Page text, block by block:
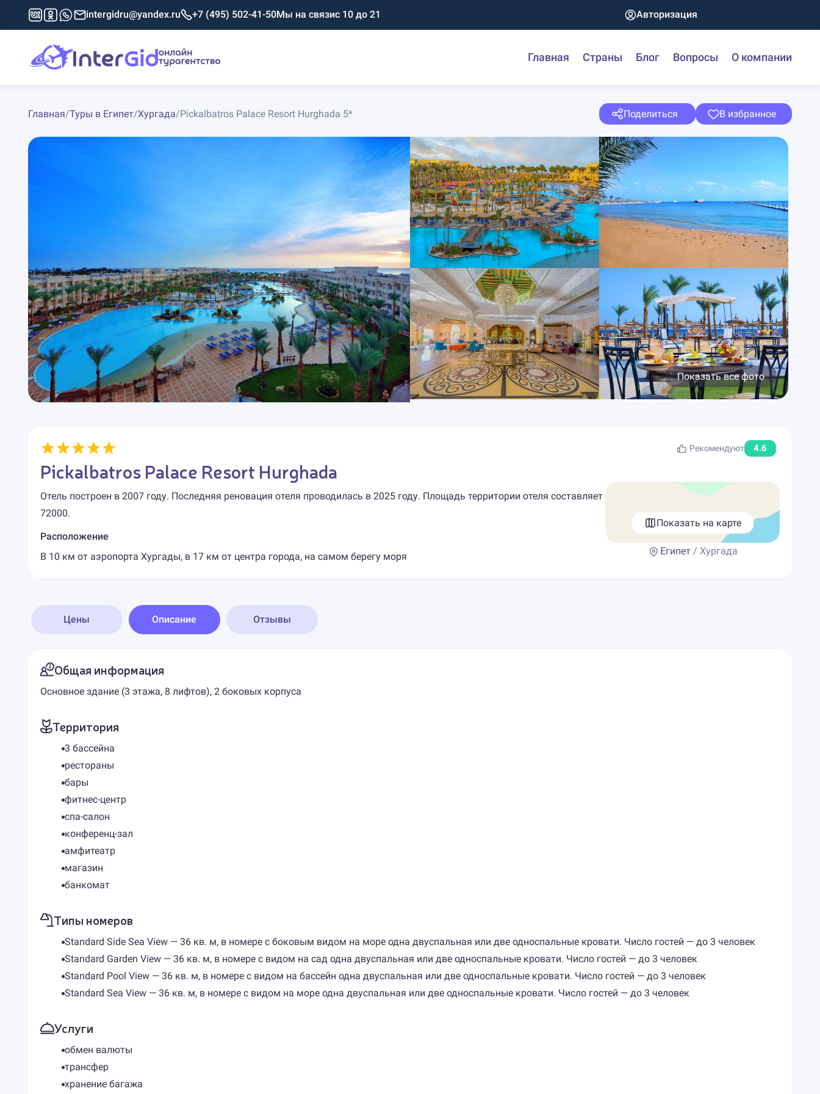
intergidru@yandex.ru +7 (495) 502-41-50Мы на связис 10 до 21 Авторизация
Главная Страны Блог Вопросы О компании
Главная/Туры в Египет/Хургада/Pickalbatros Palace Resort Hurghada 5* Поделиться В избранное
Показать все фото
Рекомендуют 4.6
Pickalbatros Palace Resort Hurghada
Отель построен в 2007 году. Последняя реновация отеля проводилась в 2025 году. Площадь территории отеля составляет
72000.
Расположение
В 10 км от аэропорта Хургады, в 17 км от центра города, на самом берегу моря
Показать на карте
Египет / Хургада
Цены Описание Отзывы
Общая информация
Основное здание (3 этажа, 8 лифтов), 2 боковых корпуса
Территория
3 бассейна
рестораны
бары
фитнес-центр
спа-салон
конференц-зал
амфитеатр
магазин
банкомат
Типы номеров
Standard Side Sea View — 36 кв. м, в номере с боковым видом на море одна двуспальная или две односпальные кровати. Число гостей — до 3 человек
Standard Garden View — 36 кв. м, в номере с видом на сад одна двуспальная или две односпальные кровати. Число гостей — до 3 человек
Standard Pool View — 36 кв. м, в номере с видом на бассейн одна двуспальная или две односпальные кровати. Число гостей — до 3 человек
Standard Sea View — 36 кв. м, в номере с видом на море одна двуспальная или две односпальные кровати. Число гостей — до 3 человек
Услуги
обмен валюты
трансфер
хранение багажа